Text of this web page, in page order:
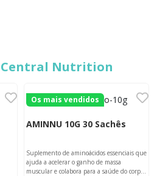
Central Nutrition
Os mais vendidos
AMINNU 10G 30 Sachês
Suplemento de aminoácidos essenciais que
ajuda a acelerar o ganho de massa
muscular e colabora para a saúde do corpo